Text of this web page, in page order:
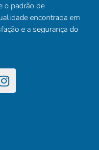
o padrão de
encontrada em
e a segurança do